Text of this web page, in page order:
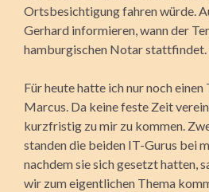
Ortsbesichtigung fahren würde.
Gerhard informieren, wann der
hamburgischen Notar stattfindet.
Für heute hatte ich nur noch
Marcus. Da keine feste Zeit
kurzfristig zu mir zu kommen.
standen die beiden IT-Gurus bei
nachdem sie sich gesetzt hatten,
wir zum eigentlichen Thema